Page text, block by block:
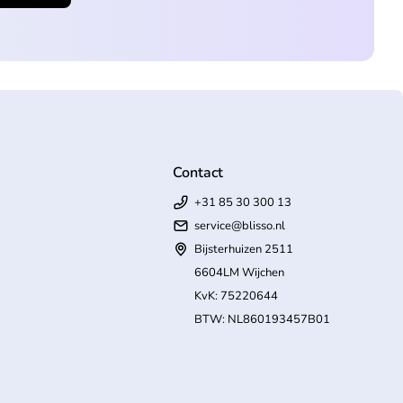
Contact
+31 85 30 300 13
service@blisso.nl
Bijsterhuizen 2511
6604LM Wijchen
KvK: 75220644
BTW: NL860193457B01